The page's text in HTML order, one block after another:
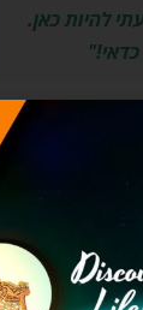
להיות כאן.
מליל קיץ
אחת
כדי שיוכל